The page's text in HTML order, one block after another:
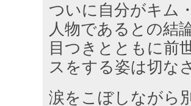
ついに自分がキム
人物であるとの結
目つきとともに前
スをする姿は切な
涙をこぼしながら